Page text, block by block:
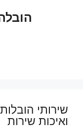
שירותי
ואיכות שירות